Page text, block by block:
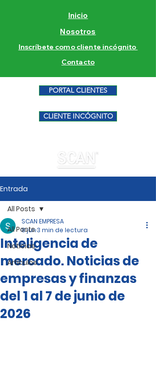
Inicio
Nosotros
Inscríbete como cliente incógnito
Contacto
PORTAL CLIENTES
CLIENTE INCÓGNITO
Entrada
All Posts
Noticias
Artículos
All Posts
Inteligencia de
mercado. Noticias de
empresas y finanzas
del 1 al 7 de junio de
2026
SCAN EMPRESA
8 jun3 min de lectura